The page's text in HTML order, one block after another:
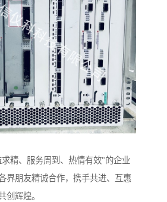
精、服务周到、热情有效"的企业
界朋友精诚合作，携手共进、互惠
创辉煌。